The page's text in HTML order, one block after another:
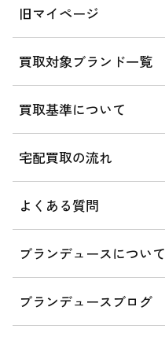
旧マイページ
買取対象ブランド一覧
買取基準について
宅配買取の流れ
よくある質問
ブランデュースについて
ブランデュースブログ